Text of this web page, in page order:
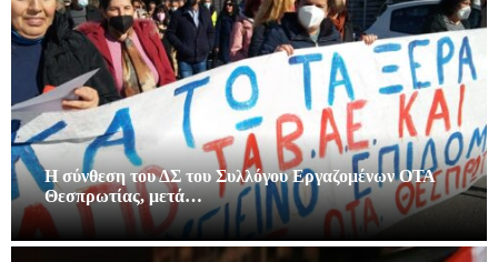
Η σύνθεση του ΔΣ του Συλλόγου Εργαζομένων ΟΤΑ
Θεσπρωτίας, μετά…